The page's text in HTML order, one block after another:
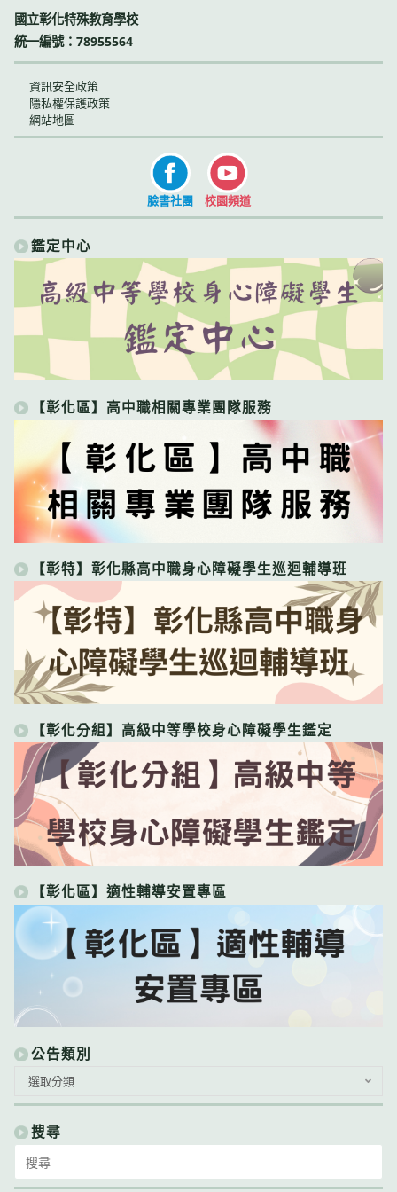
國立彰化特殊教育學校
統一編號：78955564
資訊安全政策
隱私權保護政策
網站地圖
臉書社團 校園頻道
鑑定中心
【彰化區】高中職相關專業團隊服務
【彰特】彰化縣高中職身心障礙學生巡迴輔導班
【彰化分組】高級中等學校身心障礙學生鑑定
【彰化區】適性輔導安置專區
公告類別
類
別
選取分類
搜尋
for: